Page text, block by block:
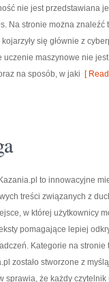
nie jest przedstawiana
Na stronie można
się głównie z
maszynowe nie
na sposób, w jaki [
to innowacyjne
treści związanych z
w której użytkownicy
pomagające lepiej
Kategorie na stronie
zostało stworzone z
sprawia, że każdy